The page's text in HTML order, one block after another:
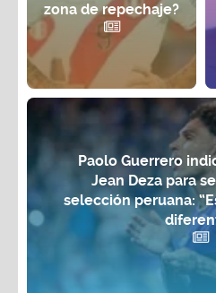
zona de repechaje?
Paolo Guerrero
Jean Deza para
selección peruana: